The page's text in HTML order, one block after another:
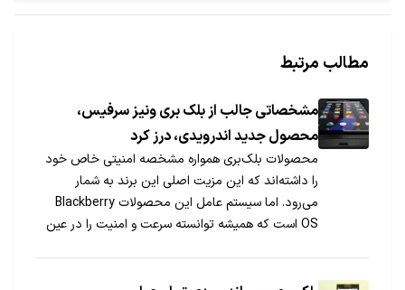
مطالب مرتبط
مشخصاتی جالب از بلک بری ونیز سرفیس،
محصول جدید اندرویدی، درز کرد
محصولات بلک‌بری همواره مشخصه امنیتی خاص خود
را داشته‌اند که این مزیت اصلی این برند به شمار
می‌رود. اما سیستم عامل این محصولات Blackberry
OS است که همیشه توانسته سرعت و امنیت را در عین